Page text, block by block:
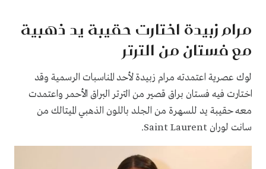
مرام زبيدة اختارت حقيبة يد ذهبية
مع فستان من الترتر
لوك عصرية اعتمدته مرام زبيدة لأحد المناسبات الرسمية وقد
اختارت فيه فستان براق قصير من الترتر البراق الأحمر واعتمدت
معه حقيبة يد للسهرة من الجلد باللون الذهبي الميتالك من
سانت لوران Saint Laurent.